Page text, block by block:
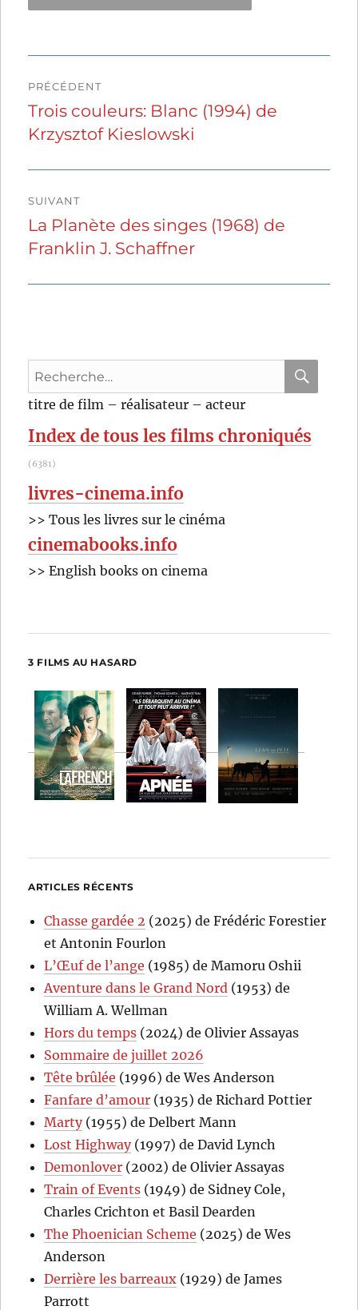
de
l’article
PRÉCÉDENT
Publication
précédente :
Trois couleurs: Blanc (1994) de
Krzysztof Kieslowski
SUIVANT
Publication
suivante :
La Planète des singes (1968) de
Franklin J. Schaffner
Recherche
pour
:
titre de film – réalisateur – acteur
Index de tous les films chroniqués
(6381)
livres-cinema.info
>> Tous les livres sur le cinéma
cinemabooks.info
>> English books on cinema
3 FILMS AU HASARD
ARTICLES RÉCENTS
Chasse gardée 2 (2025) de Frédéric Forestier
et Antonin Fourlon
L’Œuf de l’ange (1985) de Mamoru Oshii
Aventure dans le Grand Nord (1953) de
William A. Wellman
Hors du temps (2024) de Olivier Assayas
Sommaire de juillet 2026
Tête brûlée (1996) de Wes Anderson
Fanfare d’amour (1935) de Richard Pottier
Marty(1955) de Delbert Mann
Lost Highway(1997) de David Lynch
Demonlover (2002) de Olivier Assayas
Train of Events (1949) de Sidney Cole,
Charles Crichton et Basil Dearden
The Phoenician Scheme (2025) de Wes
Anderson
Derrière les barreaux (1929) de James
Parrott